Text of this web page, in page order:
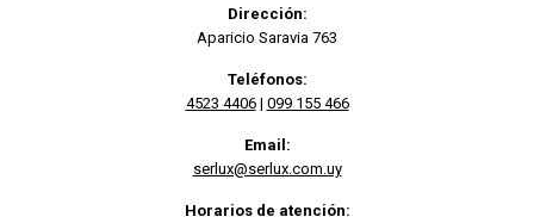
Dirección:
Aparicio Saravia 763
Teléfonos:
4523 4406| 099 155 466
Email:
serlux@serlux.com.uy
Horarios de atención: